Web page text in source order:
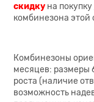
скидку на
комбинезона этой
Комбинезоны
месяцев: размеры
роста (наличие
возможность